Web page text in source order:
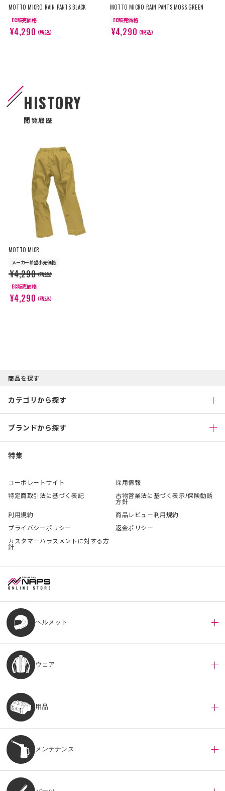
MOTTO MICRO RAIN PANTS BLACK
EC販売価格
¥4,290（税込）
MOTTO MICRO RAIN PANTS MOSS GREEN
EC販売価格
¥4,290（税込）
HISTORY
閲覧履歴
MOTTO MICR...
メーカー希望小売価格
¥4,290（税込）
EC販売価格
¥4,290（税込）
商品を探す
カテゴリから探す
ブランドから探す
特集
コーポレートサイト
採用情報
特定商取引法に基づく表記
古物営業法に基づく表示/保険勧誘
方針
利用規約
商品レビュー利用規約
プライバシーポリシー
返金ポリシー
カスタマーハラスメントに対する方
針
ヘルメット
ウェア
用品
メンテナンス